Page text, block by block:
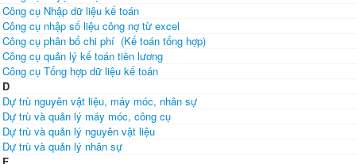
Công cụ Nhập dữ liệu kế toán
Công cụ nhập số liệu công nợ từ excel
Công cụ phân bổ chi phí (Kế toán tổng hợp)
Công cụ quản lý kế toán tiền lương
Công cụ Tổng hợp dữ liệu kế toán
D
Dự trù nguyên vật liệu, máy móc, nhân sự
Dự trù và quản lý máy móc, công cụ
Dự trù và quản lý nguyên vật liệu
Dự trù và quản lý nhân sự